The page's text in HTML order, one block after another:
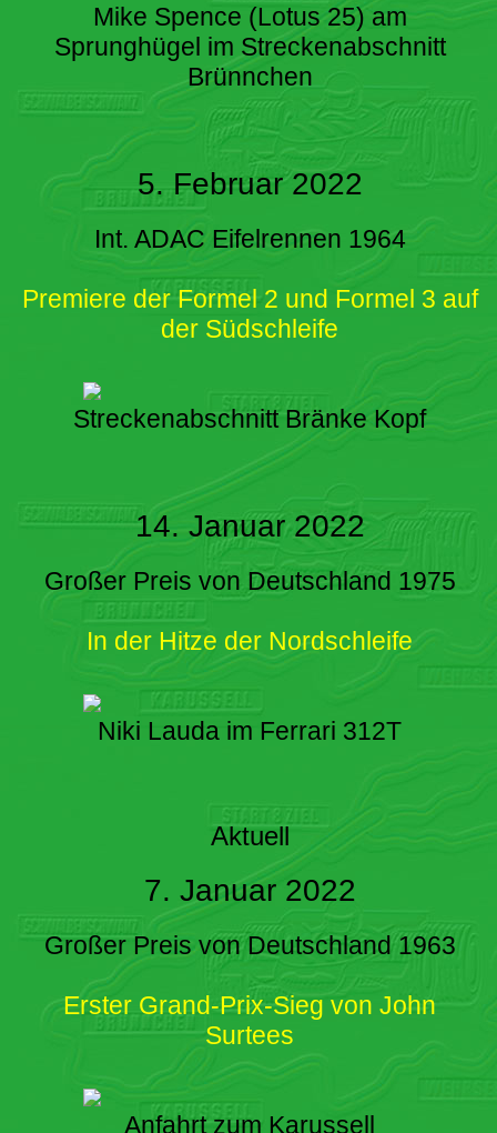
Mike Spence (Lotus 25) am
Sprunghügel im Streckenabschnitt
Brünnchen
5. Februar 2022
Int. ADAC Eifelrennen 1964
Premiere der Formel 2 und Formel 3 auf
der Südschleife
Streckenabschnitt Bränke Kopf
14. Januar 2022
Großer Preis von Deutschland 1975
In der Hitze der Nordschleife
Niki Lauda im Ferrari 312T
Aktuell
7. Januar 2022
Großer Preis von Deutschland 1963
Erster Grand-Prix-Sieg von John
Surtees
Anfahrt zum Karussell